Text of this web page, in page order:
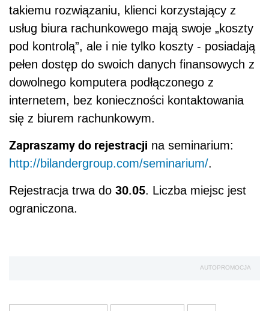
takiemu rozwiązaniu, klienci korzystający z
usług biura rachunkowego mają swoje „koszty
pod kontrolą”, ale i nie tylko koszty - posiadają
pełen dostęp do swoich danych finansowych z
dowolnego komputera podłączonego z
internetem, bez konieczności kontaktowania
się z biurem rachunkowym.
Zapraszamy do rejestracji na seminarium:
http://bilandergroup.com/seminarium/.
Rejestracja trwa do 30.05. Liczba miejsc jest
ograniczona.
AUTOPROMOCJA